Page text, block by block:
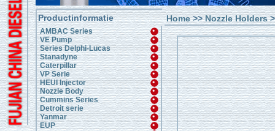
Productinformatie
AMBAC Series
VE Pump
Series Delphi-Lucas
Stanadyne
Caterpillar
VP Serie
HEUI Injector
Nozzle Body
Cummins Series
Detroit serie
Yanmar
EUP
Home>>Nozzle Holders